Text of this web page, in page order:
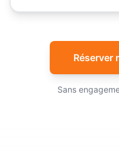
Réserver
Sans